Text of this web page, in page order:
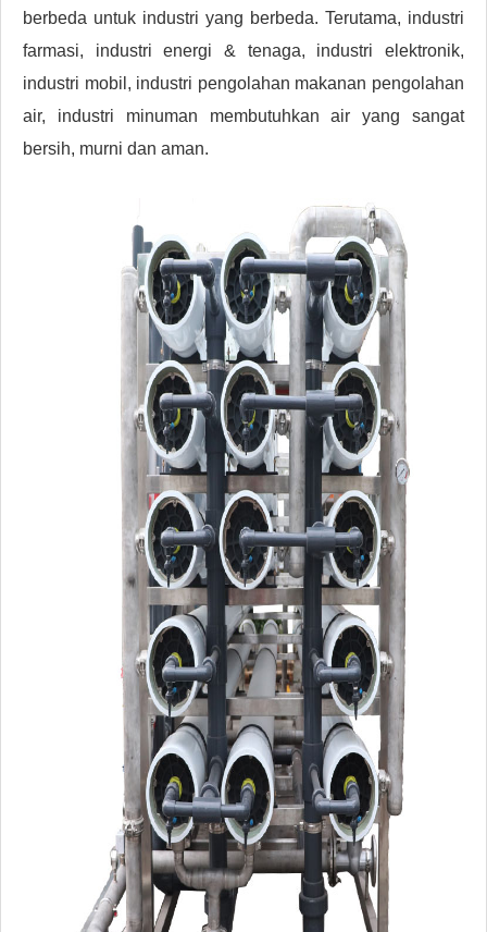
berbeda untuk industri yang berbeda. Terutama, industri
farmasi, industri energi & tenaga, industri elektronik,
industri mobil, industri pengolahan makanan pengolahan
air, industri minuman membutuhkan air yang sangat
bersih, murni dan aman.